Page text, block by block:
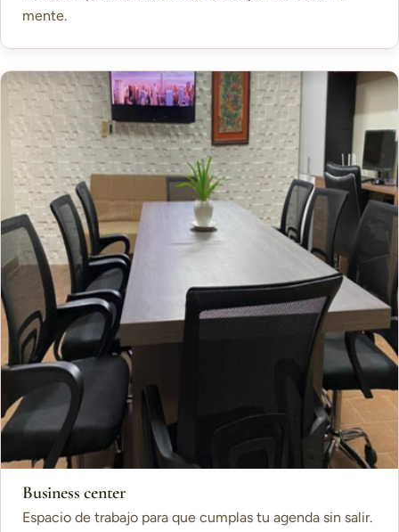
mente.
Business center
Espacio de trabajo para que cumplas tu agenda sin salir.